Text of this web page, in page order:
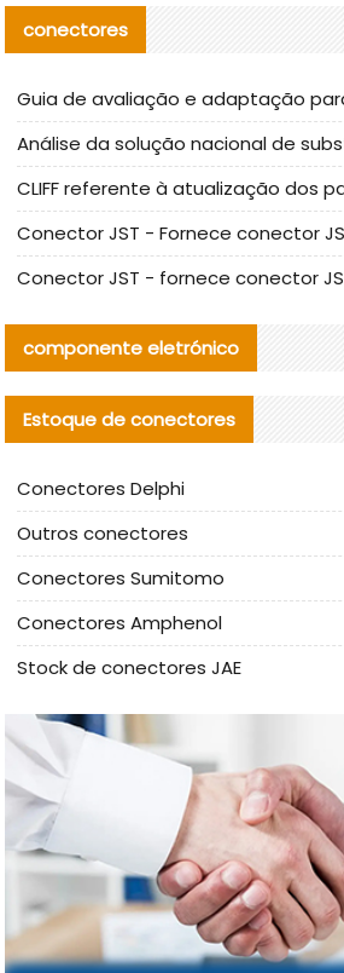
conectores
componente eletrónico
Estoque de conectores
Conectores Delphi
Outros conectores
Conectores Sumitomo
Conectores Amphenol
Stock de conectores JAE